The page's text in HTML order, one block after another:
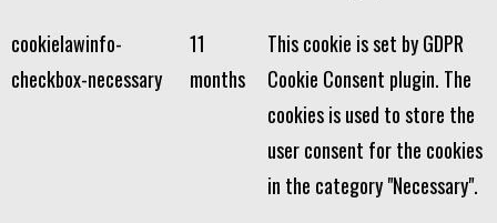
cookielawinfo-
checkbox-necessary
11
months
This cookie is set by GDPR
Cookie Consent plugin. The
cookies is used to store the
user consent for the cookies
in the category "Necessary".